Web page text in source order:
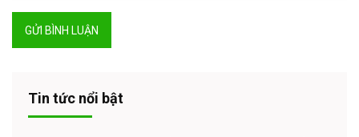
GỬI BÌNH LUẬN
Tin tức nổi bật